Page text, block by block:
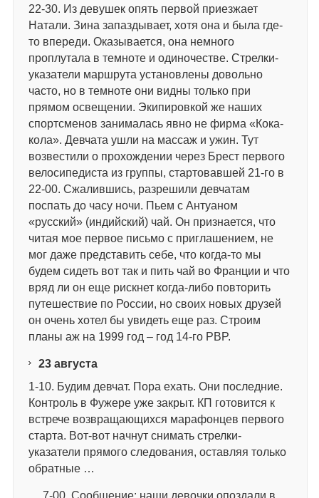
22-30. Из девушек опять первой приезжает
Натали. Зина запаздывает, хотя она и была где-
то впереди. Оказывается, она немного
проплутала в темноте и одиночестве. Стрелки-
указатели маршрута установлены довольно
часто, но в темноте они видны только при
прямом освещении. Экипировкой же наших
спортсменов занималась явно не фирма «Кока-
кола». Девчата ушли на массаж и ужин. Тут
возвестили о прохождении через Брест первого
велосипедиста из группы, стартовавшей 21-го в
22-00. Сжалившись, разрешили девчатам
поспать до часу ночи. Пьем с Антуаном
«русский» (индийский) чай. Он признается, что
читая мое первое письмо с приглашением, не
мог даже представить себе, что когда-то мы
будем сидеть вот так и пить чай во Франции и что
вряд ли он еще рискнет когда-либо повторить
путешествие по России, но своих новых друзей
он очень хотел бы увидеть еще раз. Строим
планы аж на 1999 год – год 14-го PBP.
23августа
1-10. Будим девчат. Пора ехать. Они последние.
Контроль в Фужере уже закрыт. КП готовится к
встрече возвращающихся марафонцев первого
старта. Вот-вот начнут снимать стрелки-
указатели прямого следования, оставляя только
обратные …